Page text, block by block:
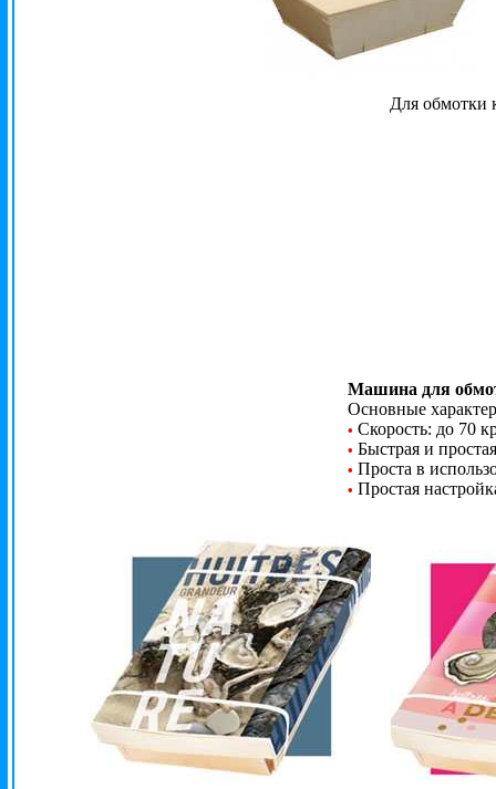
Для обмотки
Машина для
Основные
• Скорость: до 70
• Быстрая и
• Проста в
• Простая